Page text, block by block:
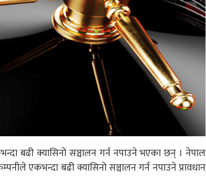
बढी क्यासिनो सञ्चालन गर्न नपाउने भएका छन् । नेपाल
एकभन्दा बढी क्यासिनो सञ्चालन गर्न नपाउने प्रावधान